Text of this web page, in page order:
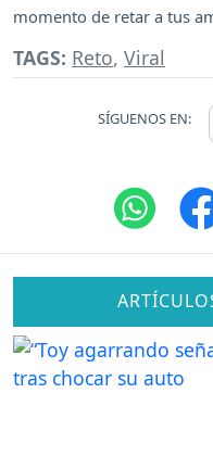
momento de retar a tus
TAGS: Reto, Viral
SÍGUENOS EN: